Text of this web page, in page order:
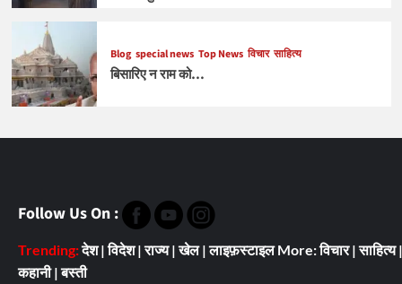
Blog special news Top News विचार साहित्य
बिसारिए न राम को…
Follow Us On :
Trending:देश|विदेश|राज्य|खेल|लाइफ़स्टाइल More:विचार|साहित्य|
कहानी|बस्ती